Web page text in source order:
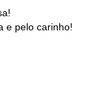
e pelo carinho!